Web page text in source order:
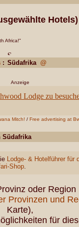
Africa!"
: Südafrika @
Anzeige
Mitch! / Free advertising at
Südafrika
Lodge- & Hotelführer für
Shop.
oder Region
Provinzen und
Karte),
für